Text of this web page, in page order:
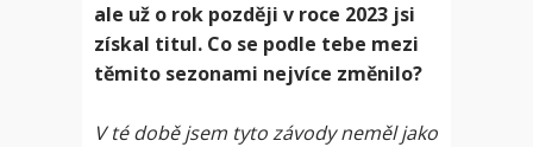
ale už o rok později v roce 2023 jsi
získal titul. Co se podle tebe mezi
těmito sezonami nejvíce změnilo?
V té době jsem tyto závody neměl jako